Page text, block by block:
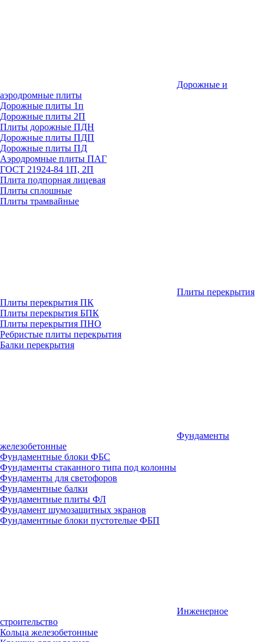
Дорожные и
аэродромные плиты
Дорожные плиты 1п
Дорожные плиты 2П
Плиты дорожные ПДН
Дорожные плиты ПДП
Дорожные плиты ПД
Аэродромные плиты ПАГ
ГОСТ 21924-84 1П, 2П
Плита подпорная лицевая
Плиты сплошные
Плиты трамвайные
Плиты перекрытия
Плиты перекрытия ПК
Плиты перекрытия БПК
Плиты перекрытия ПНО
Ребристые плиты перекрытия
Балки перекрытия
Фундаменты
железобетонные
Фундаментные блоки ФБС
Фундаменты стаканного типа под колонны
Фундаменты для светофоров
Фундаментные балки
Фундаментные плиты ФЛ
Фундамент шумозащитных экранов
Фундаментные блоки пустотелые ФБП
Инженерное
строительство
Кольца железобетонные